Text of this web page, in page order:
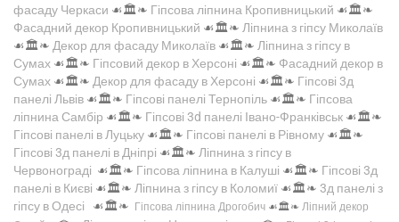
фасаду Черкаси ☙🏛️❧ Гіпсова ліпнина Кропивницький ☙🏛️❧
Фасадний декор Кропивницький ☙🏛️❧ Ліпнина з гіпсу Миколаїв
☙🏛️❧ Декор для фасаду Миколаїв ☙🏛️❧ Ліпнина з гіпсу в
Сумах ☙🏛️❧ Гіпсовий декор в Херсоні ☙🏛️❧ Фасадний декор в
Сумах ☙🏛️❧ Декор для фасаду в Херсоні ☙🏛️❧ Гіпсові 3д
панелі Львів ☙🏛️❧ Гіпсові панелі Тернопіль ☙🏛️❧ Гіпсова
ліпнина Самбір ☙🏛️❧ Гіпсові 3d панелі Івано-Франківськ ☙🏛️❧
Гіпсові панелі в Луцьку ☙🏛️❧ Гіпсові панелі в Рівному ☙🏛️❧
Гіпсові 3д панелі в Дніпрі ☙🏛️❧ Ліпнина з гіпсу в
Червонограді ☙🏛️❧ Гіпсова ліпнина в Калуші ☙🏛️❧ Гіпсові 3д
панелі в Києві ☙🏛️❧ Ліпнина з гіпсу в Коломиї ☙🏛️❧ 3д панелі з
гіпсу в Одесі ☙🏛️❧ Гіпсова ліпнина Дрогобич ☙🏛️❧ Ліпний декор